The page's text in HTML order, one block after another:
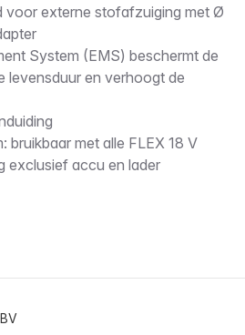
voor externe stofafzuiging met Ø
System (EMS) beschermt de
levensduur en verhoogt de
bruikbaar met alle FLEX 18 V
exclusief accu en lader